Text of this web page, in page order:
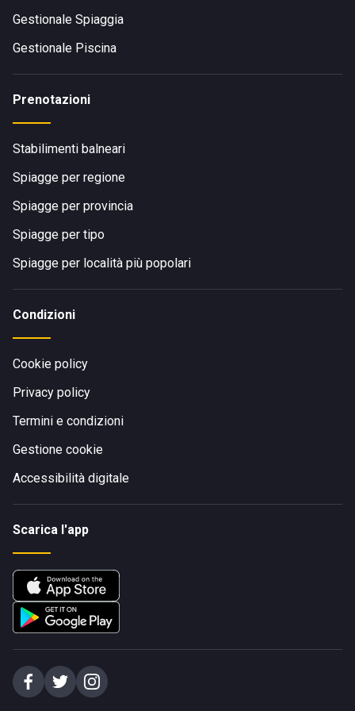
Gestionale Spiaggia
Gestionale Piscina
Prenotazioni
Stabilimenti balneari
Spiagge per regione
Spiagge per provincia
Spiagge per tipo
Spiagge per località più popolari
Condizioni
Cookie policy
Privacy policy
Termini e condizioni
Gestione cookie
Accessibilità digitale
Scarica l'app